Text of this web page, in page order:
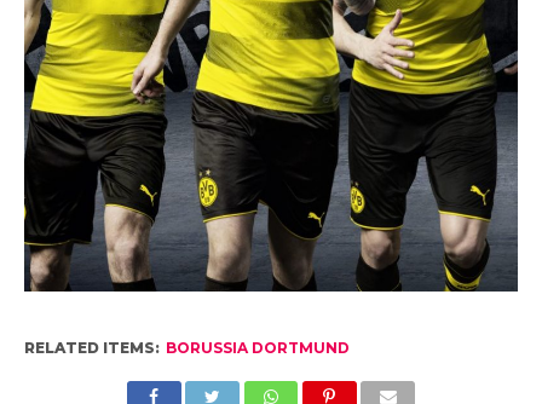
RELATED ITEMS: BORUSSIA DORTMUND